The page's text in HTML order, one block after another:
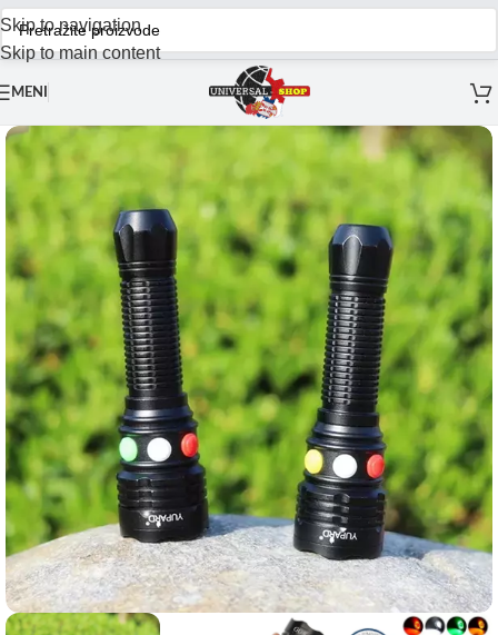
Skip to navigation
Skip to main content
MENI